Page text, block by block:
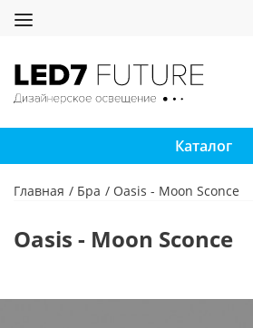
Toggle
Каталог
Главная Бра Oasis - Moon Sconce
Oasis - Moon Sconce